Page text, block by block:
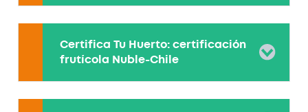
Certifica Tu Huerto: certificación
frutícola Nuble-Chile